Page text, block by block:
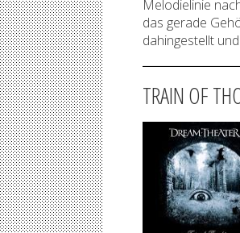
Melodielinie
das gerade
dahingestellt
TRAIN OF